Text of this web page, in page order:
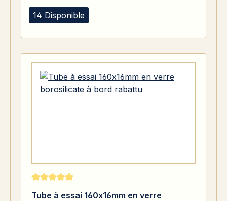
14 Disponible
Note moyenne de 5 sur 5 étoiles
Tube à essai 160x16mm en verre